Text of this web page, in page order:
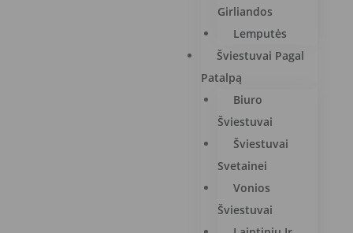
Girliandos
Lemputės
Šviestuvai Pagal
Patalpą
Biuro
Šviestuvai
Šviestuvai
Svetainei
Vonios
Šviestuvai